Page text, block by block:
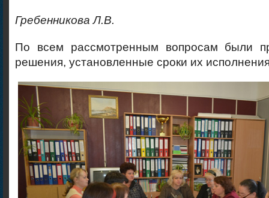
Гребенникова Л.В.
По всем рассмотренным вопросам были
решения, установленные сроки их